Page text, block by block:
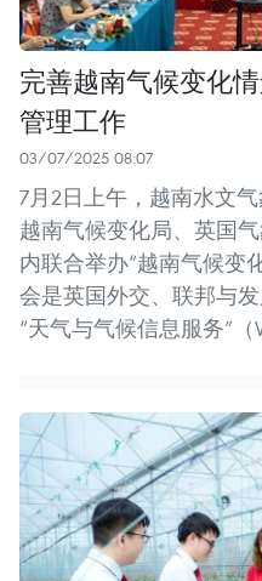
完善越南气候变化
管理工作
03/07/2025 08:07
7月2日上午，越南水文
越南气候变化局、英国
内联合举办“越南气候变
会是英国外交、联邦与
“天气与气候信息服务”（